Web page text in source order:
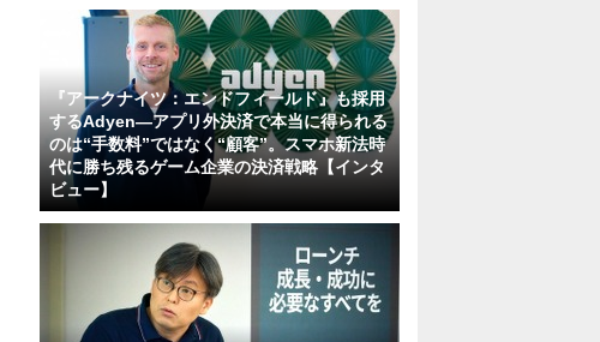
『アークナイツ：エンドフィールド』も採用
するAdyen―アプリ外決済で本当に得られる
のは“手数料”ではなく“顧客”。スマホ新法時
代に勝ち残るゲーム企業の決済戦略【インタ
ビュー】